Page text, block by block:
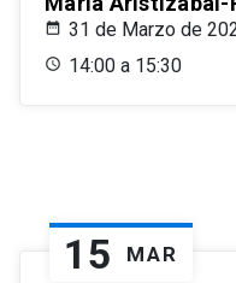
31 de Marzo de
14:00 a 15:30
15 MAR